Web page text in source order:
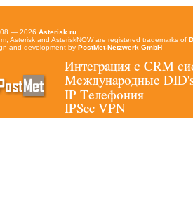
— 2026 Asterisk.ru
Asterisk and AsteriskNOW are registered trademarks of
and development by PostMet-Netzwerk GmbH